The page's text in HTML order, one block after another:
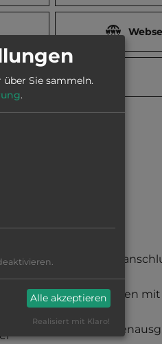
Duschen mit
Sie sammeln.
.
Alle akzeptieren
Realisiert mit Klaro!